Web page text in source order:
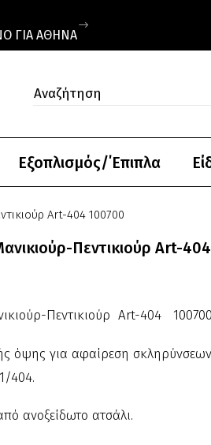
ΓΙΑ ΑΘΉΝΑ
$
$
Εξοπλισμός/΄Επιπλα
Art-404 100700
Πεντικιούρ Art-
Πεντικιούρ Art-404 100700
όψης για αφαίρεση
404.
ανοξείδωτο ατσάλι.